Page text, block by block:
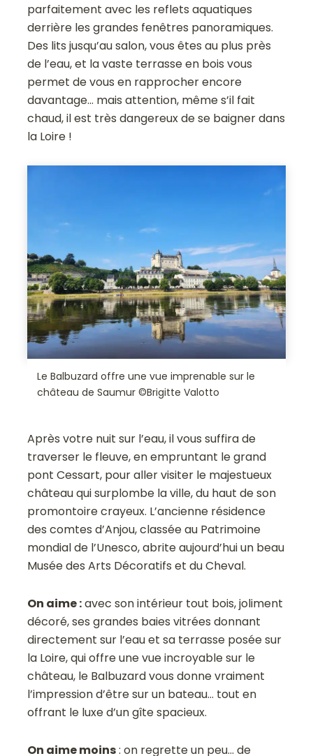
parfaitement avec les reflets aquatiques
derrière les grandes fenêtres panoramiques.
Des lits jusqu’au salon, vous êtes au plus près
de l’eau, et la vaste terrasse en bois vous
permet de vous en rapprocher encore
davantage… mais attention, même s’il fait
chaud, il est très dangereux de se baigner dans
la Loire !
Le Balbuzard offre une vue imprenable sur le
château de Saumur ©Brigitte Valotto
Après votre nuit sur l’eau, il vous suffira de
traverser le fleuve, en empruntant le grand
pont Cessart, pour aller visiter le majestueux
château qui surplombe la ville, du haut de son
promontoire crayeux. L’ancienne résidence
des comtes d’Anjou, classée au Patrimoine
mondial de l’Unesco, abrite aujourd’hui un beau
Musée des Arts Décoratifs et du Cheval.
On aime :avec son intérieur tout bois, joliment
décoré, ses grandes baies vitrées donnant
directement sur l’eau et sa terrasse posée sur
la Loire, qui offre une vue incroyable sur le
château, le Balbuzard vous donne vraiment
l’impression d’être sur un bateau… tout en
offrant le luxe d’un gîte spacieux.
On aime moins: on regrette un peu… de